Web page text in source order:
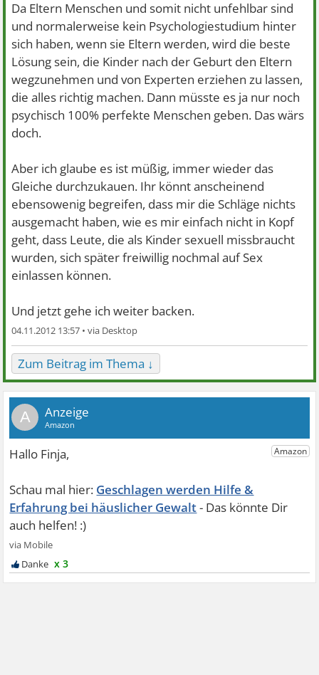
Da Eltern Menschen und somit nicht unfehlbar sind
und normalerweise kein Psychologiestudium hinter
sich haben, wenn sie Eltern werden, wird die beste
Lösung sein, die Kinder nach der Geburt den Eltern
wegzunehmen und von Experten erziehen zu lassen,
die alles richtig machen. Dann müsste es ja nur noch
psychisch 100% perfekte Menschen geben. Das wärs
doch.
Aber ich glaube es ist müßig, immer wieder das
Gleiche durchzukauen. Ihr könnt anscheinend
ebensowenig begreifen, dass mir die Schläge nichts
ausgemacht haben, wie es mir einfach nicht in Kopf
geht, dass Leute, die als Kinder sexuell missbraucht
wurden, sich später freiwillig nochmal auf Sex
einlassen können.
Und jetzt gehe ich weiter backen.
04.11.2012 13:57 •
Zum Beitrag im Thema ↓
A
Geschlagen werden Hilfe &
Erfahrung bei häuslicher Gewalt
x 3